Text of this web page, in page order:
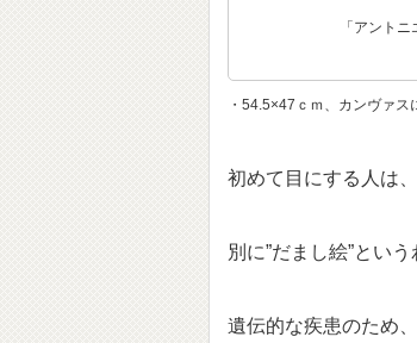
「アント
・54.5×47ｃｍ、カンヴァ
初めて目にする人は
別に”だまし絵”とい
遺伝的な疾患のため